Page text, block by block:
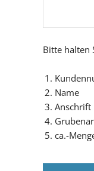
Bitte halten
Name
Anschrift
ca.-